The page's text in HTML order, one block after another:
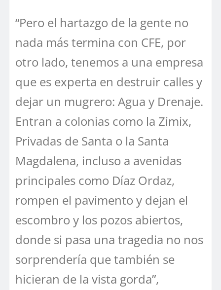
“Pero el hartazgo de la gente no
nada más termina con CFE, por
otro lado, tenemos a una empresa
que es experta en destruir calles y
dejar un mugrero: Agua y Drenaje.
Entran a colonias como la Zimix,
Privadas de Santa o la Santa
Magdalena, incluso a avenidas
principales como Díaz Ordaz,
rompen el pavimento y dejan el
escombro y los pozos abiertos,
donde si pasa una tragedia no nos
sorprendería que también se
hicieran de la vista gorda”,